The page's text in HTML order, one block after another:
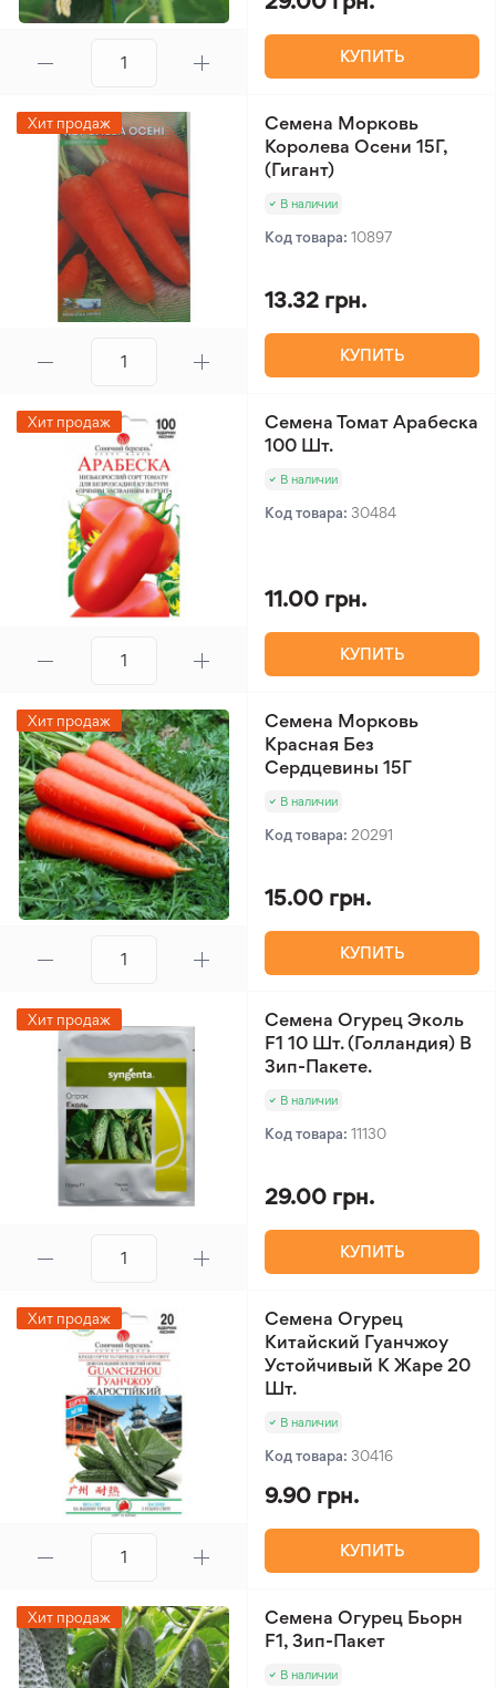
КУПИТЬ
Хит продаж
Семена Морковь
Королева Осени 15Г,
(Гигант)
В наличии
Код товара: 10897
13.32 грн.
КУПИТЬ
Хит продаж
Семена Томат Арабеска
100 Шт.
В наличии
Код товара: 30484
11.00 грн.
КУПИТЬ
Хит продаж
Семена Морковь
Красная Без
Сердцевины 15Г
В наличии
Код товара: 20291
15.00 грн.
КУПИТЬ
Хит продаж
Семена Огурец Эколь
F1 10 Шт. (Голландия) В
Зип-Пакете.
В наличии
Код товара: 11130
29.00 грн.
КУПИТЬ
Хит продаж
Семена Огурец
Китайский Гуанчжоу
Устойчивый К Жаре 20
Шт.
В наличии
Код товара: 30416
9.90 грн.
КУПИТЬ
Хит продаж
Семена Огурец Бьорн
F1, Зип-Пакет
В наличии